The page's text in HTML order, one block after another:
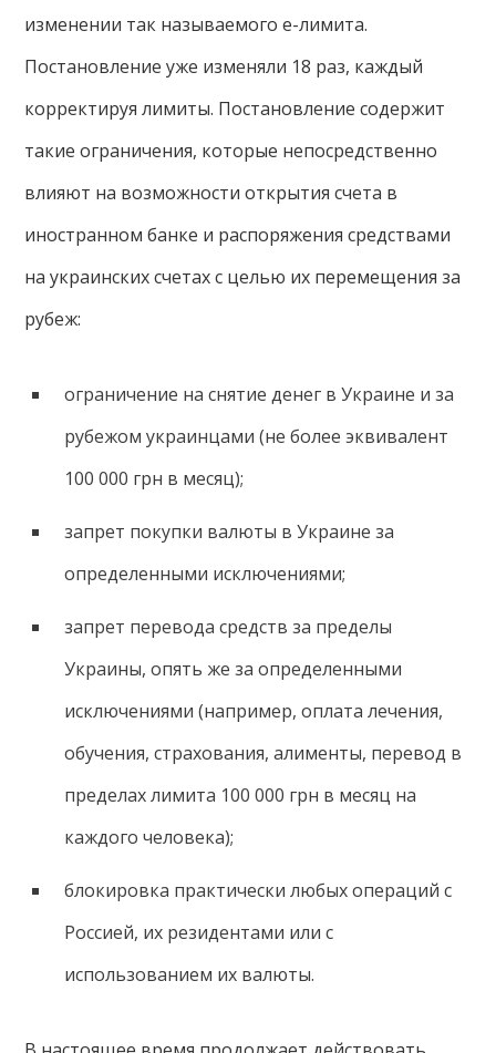
изменении так называемого е-лимита.
Постановление уже изменяли 18 раз, каждый
корректируя лимиты. Постановление содержит
такие ограничения, которые непосредственно
влияют на возможности открытия счета в
иностранном банке и распоряжения средствами
на украинских счетах с целью их перемещения за
рубеж:
ограничение на снятие денег в Украине и за
рубежом украинцами (не более эквивалент
100 000 грн в месяц);
запрет покупки валюты в Украине за
определенными исключениями;
запрет перевода средств за пределы
Украины, опять же за определенными
исключениями (например, оплата лечения,
обучения, страхования, алименты, перевод в
пределах лимита 100 000 грн в месяц на
каждого человека);
блокировка практически любых операций с
Россией, их резидентами или с
использованием их валюты.